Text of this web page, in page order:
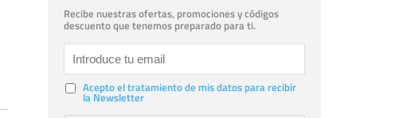
Recibe nuestras ofertas, promociones y códigos
descuento que tenemos preparado para ti.
Acepto el tratamiento de mis datos para recibir
la Newsletter